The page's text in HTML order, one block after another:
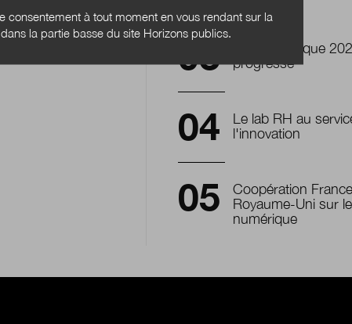
Action publique
progresse
Le lab RH au
l'innovation
Coopération
Royaume-Uni sur le
numérique
consentement à tout moment en vous rendant sur la
la partie basse du site Horizons publics.